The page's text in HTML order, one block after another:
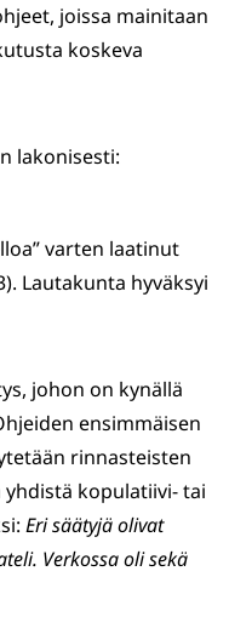
joissa mainitaan
koskeva
lakonisesti:
varten laatinut
Lautakunta hyväksyi
johon on kynällä
ensimmäisen
rinnasteisten
yhdistä kopulatiivi- tai
Eri säätyjä olivat
Verkossa oli sekä